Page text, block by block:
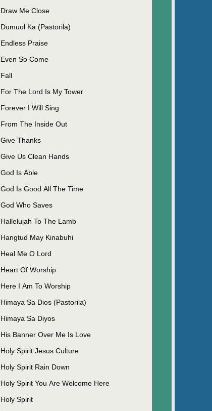
Draw Me Close
Dumuol Ka (Pastorila)
Endless Praise
Even So Come
Fall
For The Lord Is My Tower
Forever I Will Sing
From The Inside Out
Give Thanks
Give Us Clean Hands
God Is Able
God Is Good All The Time
God Who Saves
Hallelujah To The Lamb
Hangtud May Kinabuhi
Heal Me O Lord
Heart Of Worship
Here I Am To Worship
Himaya Sa Dios (Pastorila)
Himaya Sa Diyos
His Banner Over Me Is Love
Holy Spirit Jesus Culture
Holy Spirit Rain Down
Holy Spirit You Are Welcome Here
Holy Spirit